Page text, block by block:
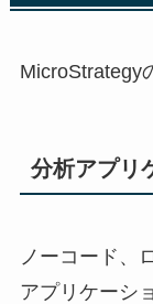
MicroStrategy
分析アプリ
ノーコード、
アプリケーシ